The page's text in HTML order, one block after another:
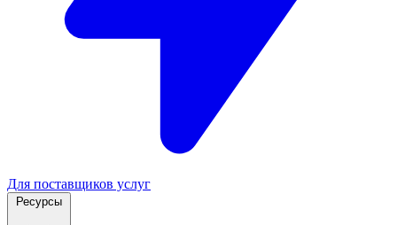
Для поставщиков услуг